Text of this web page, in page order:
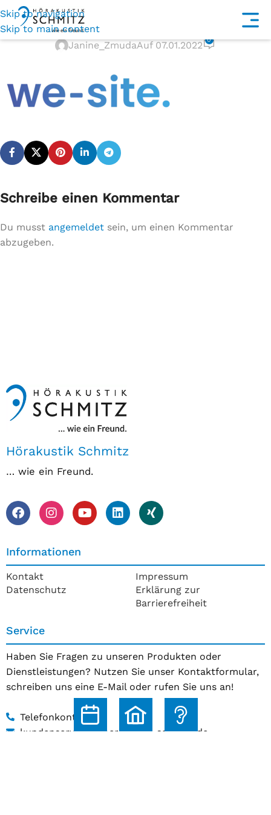
Skip to navigation
Skip to main contentWe-Site Logo clean
Janine_ZmudaAuf 07.01.2022 0
Schreibe einen Kommentar
Du musst angemeldet sein, um einen Kommentar
abzugeben.
Hörakustik Schmitz
… wie ein Freund.
Informationen
Kontakt
Datenschutz
Impressum
Erklärung zur
Barrierefreiheit
Service
Haben Sie Fragen zu unseren Produkten oder
Dienstleistungen? Nutzen Sie unser Kontaktformular,
schreiben uns eine E-Mail oder rufen Sie uns an!
Telefonkontakt
kundenservice@hoerakustik-schmitz.de